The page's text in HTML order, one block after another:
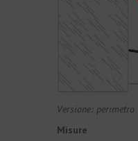
Versione: perimetro
Misure